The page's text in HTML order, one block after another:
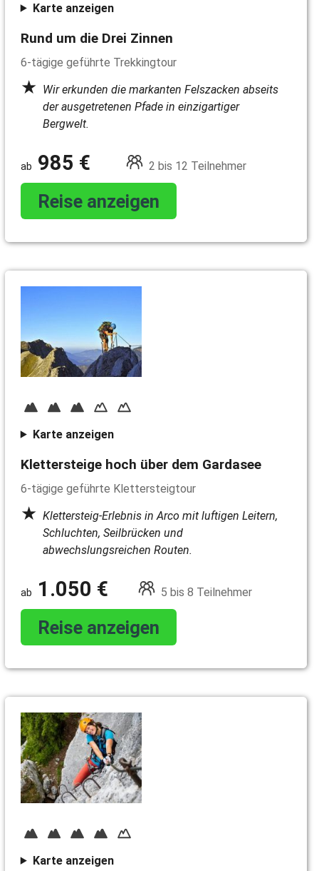
Karte anzeigen
Rund um die Drei Zinnen
6-tägige geführte Trekkingtour
Wir erkunden die markanten Felszacken abseits
der ausgetretenen Pfade in einzigartiger
Bergwelt.
985 € 2 bis 12 Teilnehmer
Reise anzeigen
Karte anzeigen
Klettersteige hoch über dem Gardasee
6-tägige geführte Klettersteigtour
Klettersteig-Erlebnis in Arco mit luftigen Leitern,
Schluchten, Seilbrücken und
abwechslungsreichen Routen.
1.050 € 5 bis 8 Teilnehmer
Reise anzeigen
Karte anzeigen